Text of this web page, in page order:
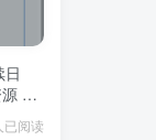
年
阅读